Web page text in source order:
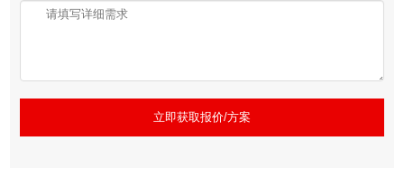
立即获取报价/方案